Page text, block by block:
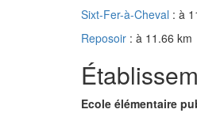
Sixt-Fer-à-Cheval : à
Reposoir : à 11.66 km
Ecole élémentaire